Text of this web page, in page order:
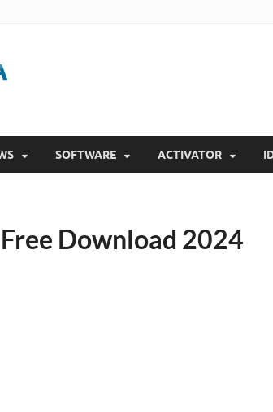
SOFTWARE ACTIVATOR
Download 2024